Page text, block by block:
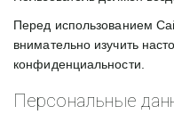
Перед использованием
внимательно изучить
конфиденциальности.
Персональные